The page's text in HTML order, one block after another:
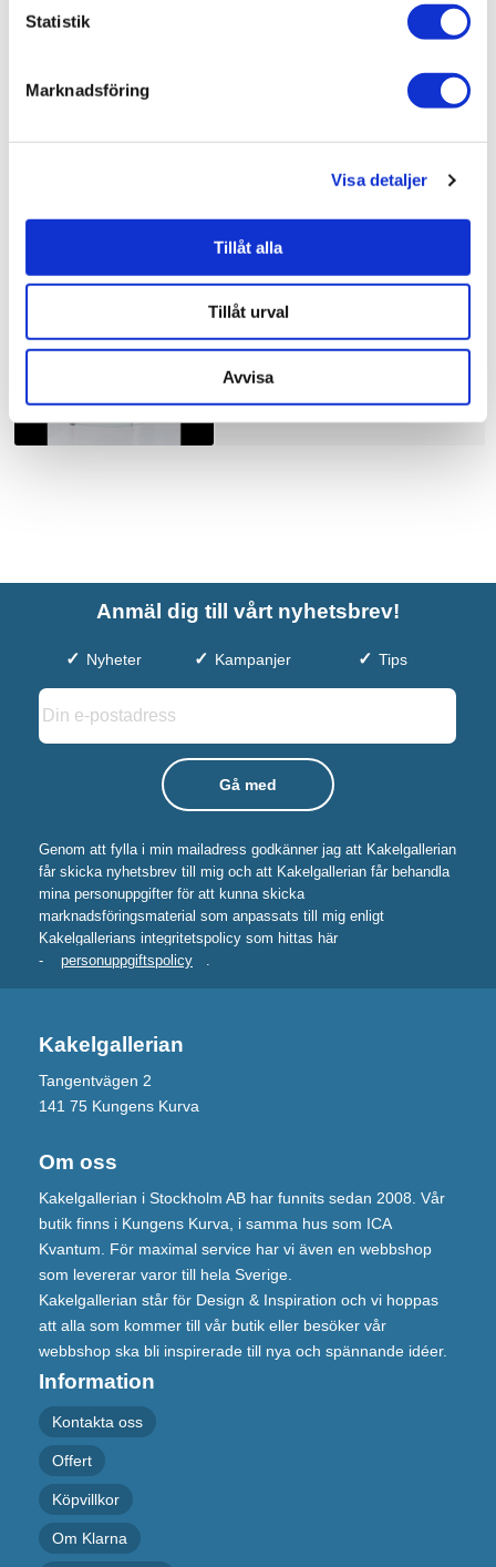
Statistik
Marknadsföring
Visa detaljer
Tillåt alla
Tillåt urval
Avvisa
Duschbyggarna Duschhörna
Corny de Luxe
10.910 kr
JUST NU!
Anmäl dig till vårt nyhetsbrev!
Nyheter Kampanjer Tips
Genom att fylla i min mailadress godkänner jag att Kakelgallerian
får skicka nyhetsbrev till mig och att Kakelgallerian får behandla
mina personuppgifter för att kunna skicka
marknadsföringsmaterial som anpassats till mig enligt
Kakelgallerians integritetspolicy som hittas här
-
personuppgiftspolicy .
Kakelgallerian
Tangentvägen 2
141 75 Kungens Kurva
Om oss
Kakelgallerian i Stockholm AB har funnits sedan 2008. Vår
butik finns i Kungens Kurva, i samma hus som ICA
Kvantum. För maximal service har vi även en webbshop
som levererar varor till hela Sverige.
Kakelgallerian står för Design & Inspiration och vi hoppas
att alla som kommer till vår butik eller besöker vår
webbshop ska bli inspirerade till nya och spännande idéer.
Information
Kontakta oss
Offert
Köpvillkor
Om Klarna